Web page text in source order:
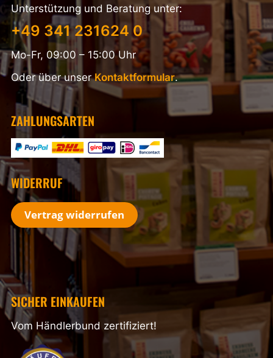
Unterstützung und Beratung unter:
+49 341 231624 0
Mo-Fr, 09:00 – 15:00 Uhr
Oder über unserKontaktformular.
ZAHLUNGSARTEN
WIDERRUF
Vertrag widerrufen
SICHER EINKAUFEN
Vom Händlerbund zertifiziert!